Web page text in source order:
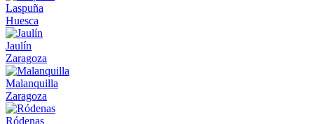
Laspuña
Huesca
Jaulín
Zaragoza
Malanquilla
Zaragoza
Ródenas